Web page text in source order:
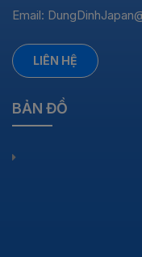
Email:
LIÊN HỆ
BẢN ĐỒ